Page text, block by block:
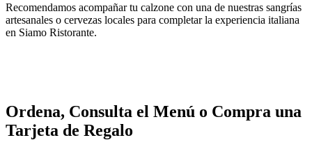
Recomendamos acompañar tu calzone con una de nuestras sangrías
artesanales o cervezas locales para completar la experiencia italiana
en Siamo Ristorante.
Ordena, Consulta el Menú o Compra una
Tarjeta de Regalo